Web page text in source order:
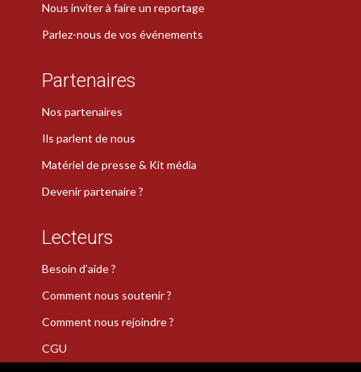
Nous inviter à faire un reportage
Parlez-nous de vos événements
Partenaires
Nos partenaires
Ils parlent de nous
Matériel de presse & Kit média
Devenir partenaire ?
Lecteurs
Besoin d’aide ?
Comment nous soutenir ?
Comment nous rejoindre ?
CGU